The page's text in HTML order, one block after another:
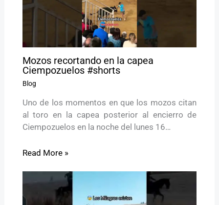
Mozos recortando en la capea
Ciempozuelos #shorts
Blog
Uno de los momentos en que los mozos citan
al toro en la capea posterior al encierro de
Ciempozuelos en la noche del lunes 16…
Read More »